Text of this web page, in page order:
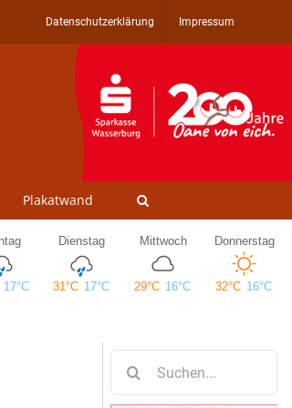
Datenschutzerklärung Impressum
Plakatwand
nach: